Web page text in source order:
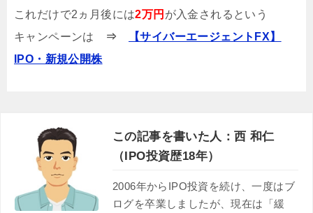
これだけで2ヵ月後には2万円 が入金されるという
キャンペーンは
⇒
【サイバーエージェントFX】
IPO・新規公開株
この記事を書いた人：西 和仁
（IPO投資歴18年）
2006年からIPO投資を続け、一度はブ
ログを卒業しましたが、現在は「緩